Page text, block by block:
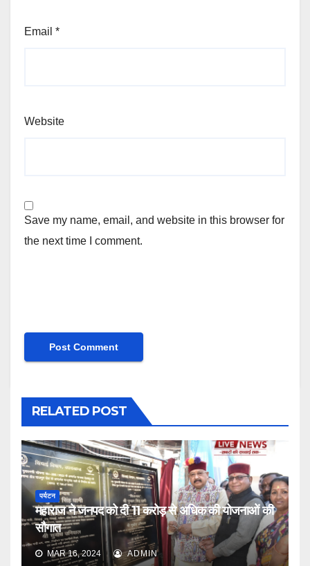
Email *
Website
Save my name, email, and website in this browser for
the next time I comment.
RELATED POST
पर्यटन
महाराज ने जनपद को दी 11 करोड़ से अधिक की योजनाओं की
सौगात
MAR 16, 2024 ADMIN